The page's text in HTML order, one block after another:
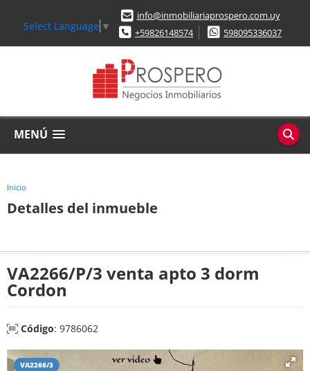
Select Language ▼
info@inmobiliariaprospero.com.uy
+59826148574
598095336037
MENÚ
Inicio
Detalles del inmueble
VA2266/P/3 venta apto 3 dorm
Cordon
Código: 9786062
VA2266/3